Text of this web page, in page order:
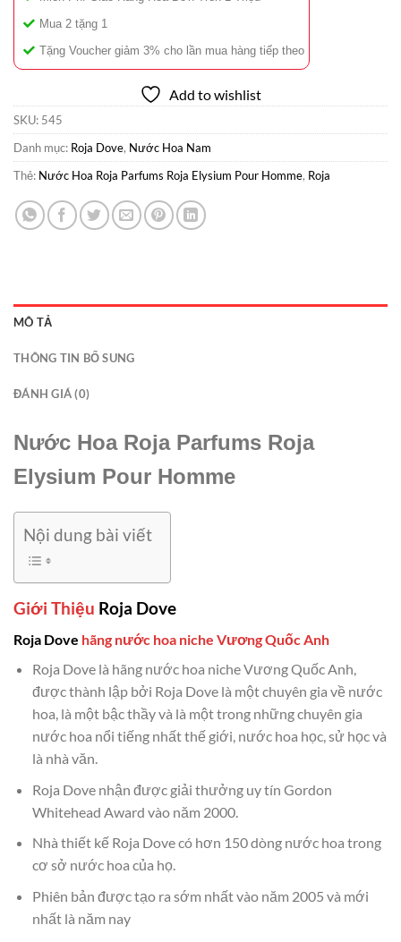
Mua 2 tặng 1
Tặng Voucher giảm 3% cho lần mua hàng tiếp theo
Add to wishlist
SKU: 545
Danh mục: Roja Dove, Nước Hoa Nam
Thẻ: Nước Hoa Roja Parfums Roja Elysium Pour Homme, Roja
MÔ TẢ
THÔNG TIN BỔ SUNG
ĐÁNH GIÁ (0)
Nước Hoa Roja Parfums Roja
Elysium Pour Homme
Nội dung bài viết
Giới Thiệu Roja Dove
Roja Dove hãng nước hoa niche Vương Quốc Anh
Roja Dove là hãng nước hoa niche Vương Quốc Anh,
được thành lập bởi Roja Dove là một chuyên gia về nước
hoa, là một bậc thầy và là một trong những chuyên gia
nước hoa nổi tiếng nhất thế giới, nước hoa học, sử học và
là nhà văn.
Roja Dove nhận được giải thưởng uy tín Gordon
Whitehead Award vào năm 2000.
Nhà thiết kế Roja Dove có hơn 150 dòng nước hoa trong
cơ sở nước hoa của họ.
Phiên bản được tạo ra sớm nhất vào năm 2005 và mới
nhất là năm nay